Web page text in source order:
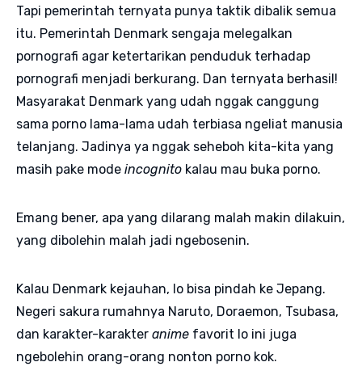
Tapi pemerintah ternyata punya taktik dibalik semua
itu. Pemerintah Denmark sengaja melegalkan
pornografi agar ketertarikan penduduk terhadap
pornografi menjadi berkurang. Dan ternyata berhasil!
Masyarakat Denmark yang udah nggak canggung
sama porno lama-lama udah terbiasa ngeliat manusia
telanjang. Jadinya ya nggak seheboh kita-kita yang
masih pake mode incognito kalau mau buka porno.
Emang bener, apa yang dilarang malah makin dilakuin,
yang dibolehin malah jadi ngebosenin.
Kalau Denmark kejauhan, lo bisa pindah ke Jepang.
Negeri sakura rumahnya Naruto, Doraemon, Tsubasa,
dan karakter-karakter anime favorit lo ini juga
ngebolehin orang-orang nonton porno kok.